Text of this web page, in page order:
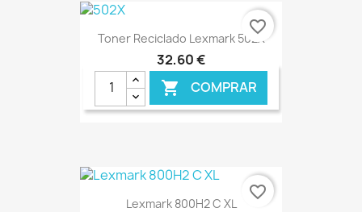
€ ONLINE
Toner Reciclado Lexmark 502X
32,60 €
 COMPRAR
€ ONLINE
favorite_border
Lexmark 800H2 C XL
favorite_border